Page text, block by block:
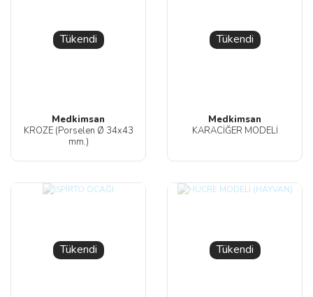
Tükendi
Medkimsan
KROZE (Porselen Ø 34x43
mm.)
Tükendi
Medkimsan
KARACİĞER MODELİ
Tükendi Tükendi